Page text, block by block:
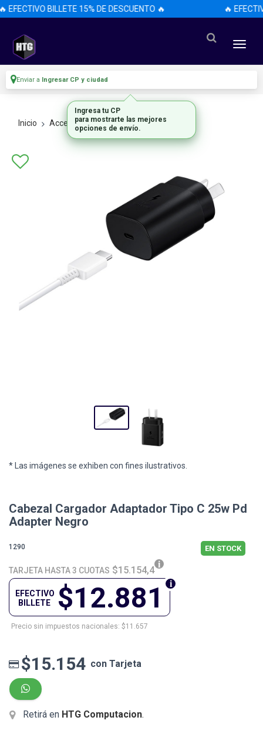
EFECTIVO BILLETE 15% DE DESCUENTO 🔥 🔥
Enviar a Ingresar CP y ciudad
Inicio Accesorios Accesorios
* Las imágenes se exhiben con fines ilustrativos.
Cabezal Cargador Adaptador Tipo C 25w Pd
Adapter Negro
1290 EN STOCK
TARJETA HASTA 3 CUOTAS $15.154,4
$12.881
EFECTIVO
BILLETE
Precio sin impuestos nacionales: $11.657
$15.154 con Tarjeta
Retirá en HTG Computacion.
Ingresa tu CP
para mostrarte las mejores
opciones de envío.